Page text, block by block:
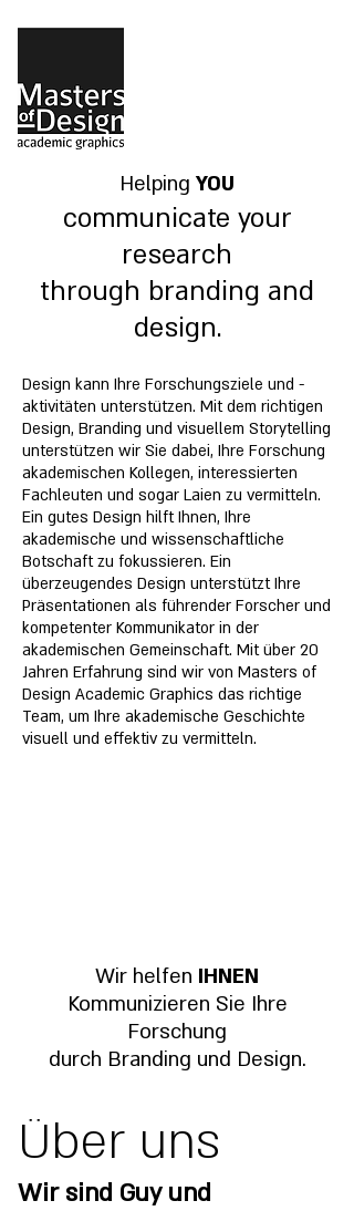
Helping YOU
communicate your
research
through branding and
design.
Design kann Ihre Forschungsziele und -
aktivitäten unterstützen. Mit dem richtigen
Design, Branding und visuellem Storytelling
unterstützen wir Sie dabei, Ihre Forschung
akademischen Kollegen, interessierten
Fachleuten und sogar Laien zu vermitteln.
Ein gutes Design hilft Ihnen, Ihre
akademische und wissenschaftliche
Botschaft zu fokussieren. Ein
überzeugendes Design unterstützt Ihre
Präsentationen als führender Forscher und
kompetenter Kommunikator in der
akademischen Gemeinschaft. Mit über 20
Jahren Erfahrung sind wir von Masters of
Design Academic Graphics das richtige
Team, um Ihre akademische Geschichte
visuell und effektiv zu vermitteln.
Wir helfen IHNEN
Kommunizieren Sie Ihre
Forschung
durch Branding und Design.
Über uns
Wir sind Guy und